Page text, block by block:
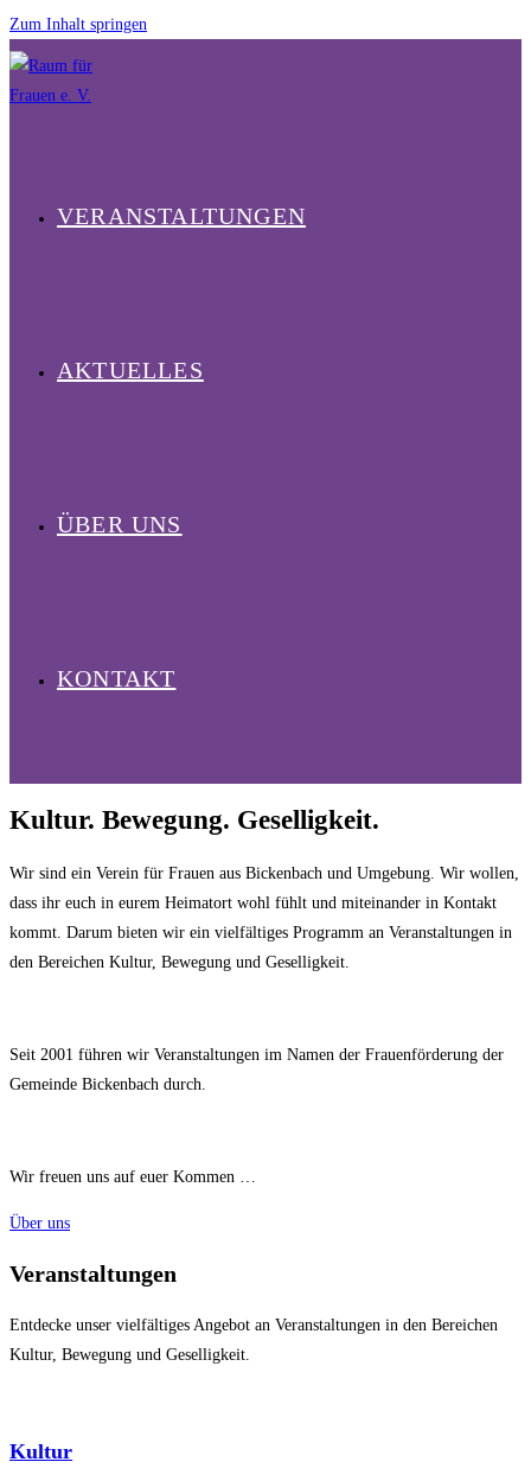
Zum Inhalt springen
VERANSTALTUNGEN
AKTUELLES
ÜBER UNS
KONTAKT
Kultur. Bewegung. Geselligkeit.
Wir sind ein Verein für Frauen aus Bickenbach und Umgebung. Wir wollen,
dass ihr euch in eurem Heimatort wohl fühlt und miteinander in Kontakt
kommt. Darum bieten wir ein vielfältiges Programm an Veranstaltungen in
den Bereichen Kultur, Bewegung und Geselligkeit.
Seit 2001 führen wir Veranstaltungen im Namen der Frauenförderung der
Gemeinde Bickenbach durch.
Wir freuen uns auf euer Kommen …
Über uns
Veranstaltungen
Entdecke unser vielfältiges Angebot an Veranstaltungen in den Bereichen
Kultur, Bewegung und Geselligkeit.
Kultur